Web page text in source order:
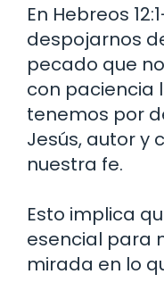
En Hebreos
despojarnos
pecado que
con paciencia
tenemos por
Jesús, autor y
nuestra fe.
Esto implica
esencial para
mirada en lo